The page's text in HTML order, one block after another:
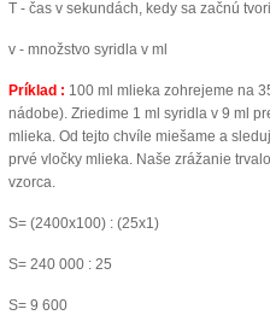
T - čas v sekundách, kedy sa začnú
v - množstvo syridla v ml
Príklad : 100 ml mlieka zohrejeme na
nádobe). Zriedime 1 ml syridla v 9 ml
mlieka. Od tejto chvíle miešame a
prvé vločky mlieka. Naše zrážanie
vzorca.
S= (2400x100) : (25x1)
S= 240 000 : 25
S= 9 600